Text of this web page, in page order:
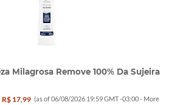
Milagrosa Remove 100% Da Sujeira
R$ 17,99 (as of 06/08/2026 19:59 GMT -03:00 - More